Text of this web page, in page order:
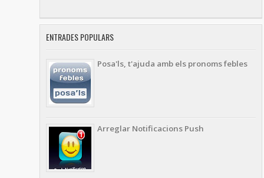
ENTRADES POPULARS
Posa'ls, t'ajuda amb els pronoms febles
Arreglar Notificacions Push